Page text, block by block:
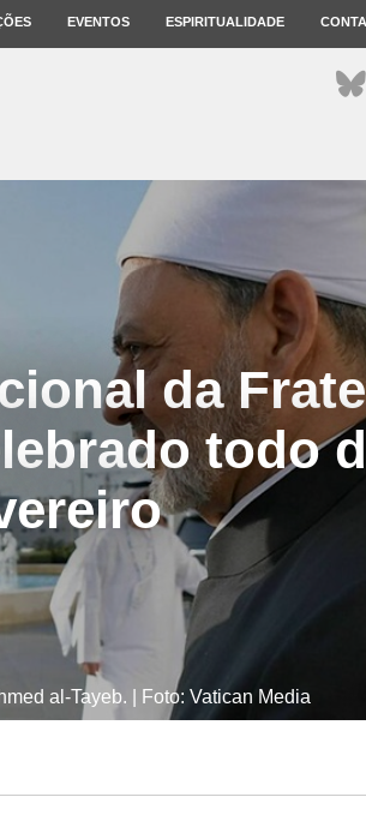
EVENTOS ESPIRITUALIDADE
da
todo
al-Tayeb. | Foto: Vatican Media